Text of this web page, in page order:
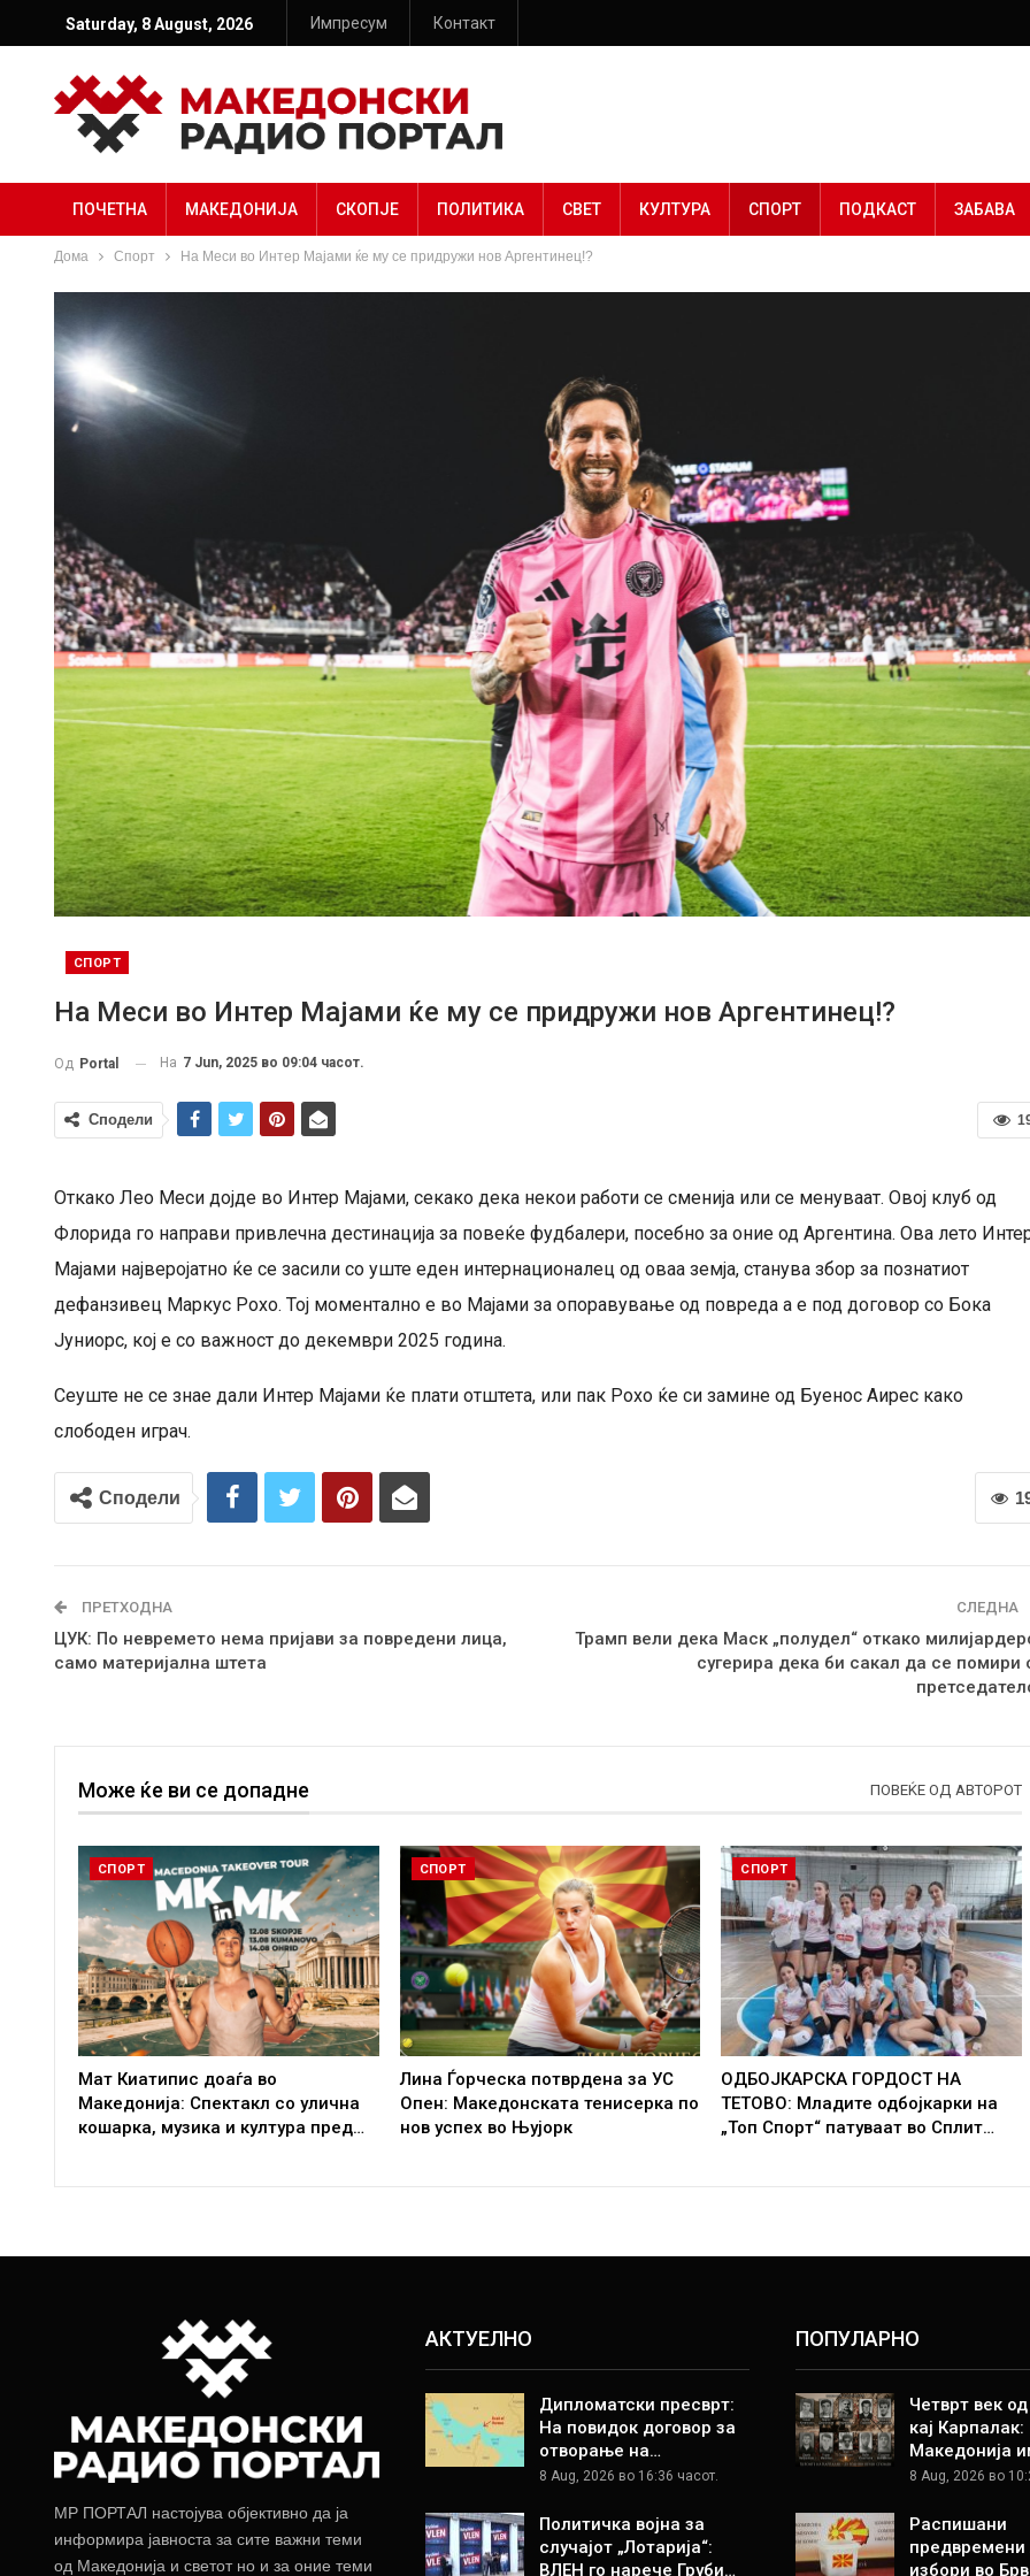
Saturday, 8 August, 2026 Импресум Контакт
ПОЧЕТНА МАКЕДОНИЈА СКОПЈЕ ПОЛИТИКА СВЕТ КУЛТУРА СПОРТ ПОДКАСТ ЗАБАВА
Дома Спорт На Меси во Интер Мајами ќе му се придружи нов Аргентинец!?
СПОРТ
На Меси во Интер Мајами ќе му се придружи нов Аргентинец!?
Од Portal На 7 Jun, 2025 во 09:04 часот.
Сподели
Откако Лео Меси дојде во Интер Мајами, секако дека некои работи се сменија или се менуваат. Овој клуб од
Флорида го направи привлечна дестинација за повеќе фудбалери, посебно за оние од Аргентина. Ова лето
Мајами најверојатно ќе се засили со уште еден интернационалец од оваа земја, станува збор за познатиот
дефанзивец Маркус Рохо. Тој моментално е во Мајами за опоравување од повреда а е под договор со Бока
Јуниорс, кој е со важност до декември 2025 година.
Сеуште не се знае дали Интер Мајами ќе плати отштета, или пак Рохо ќе си замине од Буенос Аирес како
слободен играч.
Сподели
ПРЕТХОДНА
ЦУК: По невремето нема пријави за повредени лица,
само материјална штета
СЛЕДНА
Трамп вели дека Маск „полудел“ откако
сугерира дека би сакал да се помири
Може ќе ви се допадне ПОВЕЌЕ ОД АВТОРОТ
СПОРТ
Мат Киатипис доаѓа во
Македонија: Спектакл со улична
кошарка, музика и култура пред…
СПОРТ
Лина Ѓорческа потврдена за УС
Опен: Македонската тенисерка по
нов успех во Њујорк
СПОРТ
ОДБОЈКАРСКА ГОРДОСТ НА
ТЕТОВО: Младите одбојкарки на
„Топ Спорт“ патуваат во Сплит…
МР ПОРТАЛ настојува објективно да ја
информира јавноста за сите важни теми
од Македонија и светот но и за оние теми
АКТУЕЛНО
Дипломатски пресврт:
На повидок договор за
отворање на…
8 Aug, 2026 во 16:36 часот.
Политичка војна за
случајот „Лотарија“:
ВЛЕН го нарече Груби…
ПОПУЛАРНО
Четврт век
кај Карпалак:
Македонија
8 Aug, 2026 во
Распишани
предвремени
избори во